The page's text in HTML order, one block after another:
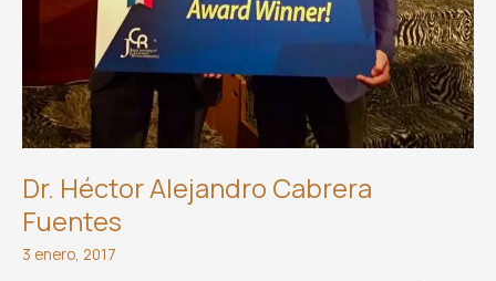
Dr. Héctor Alejandro Cabrera
Fuentes
3 enero, 2017